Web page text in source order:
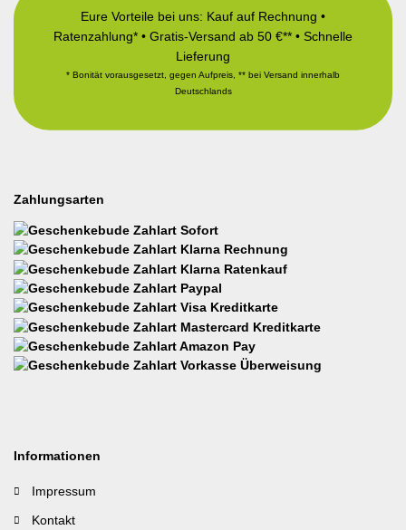
Eure Vorteile bei uns: Kauf auf Rechnung •
Ratenzahlung* • Gratis-Versand ab 50 €** • Schnelle
Lieferung
* Bonität vorausgesetzt, gegen Aufpreis, ** bei Versand innerhalb
Deutschlands
Zahlungsarten
Informationen
Impressum
Kontakt